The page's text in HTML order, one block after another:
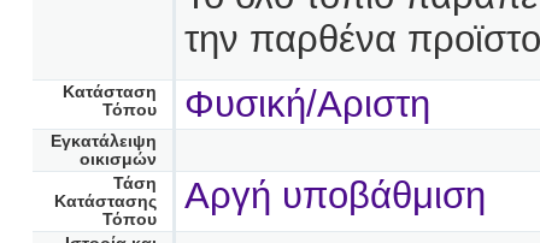
την παρθένα
Κατάσταση
Τόπου
Φυσική/Αριστη
Εγκατάλειψη
οικισμών
Τάση
Κατάστασης
Τόπου
Αργή υποβάθμιση